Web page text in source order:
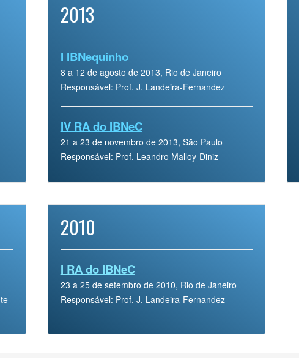
2013
I IBNequinho
8 a 12 de agosto de 2013, Rio de Janeiro
Responsável: Prof. J. Landeira-Fernandez
IV RA do IBNeC
21 a 23 de novembro de 2013, São Paulo
Responsável: Prof. Leandro Malloy-Diniz
2010
I RA do IBNeC
23 a 25 de setembro de 2010, Rio de Janeiro
Responsável: Prof. J. Landeira-Fernandez